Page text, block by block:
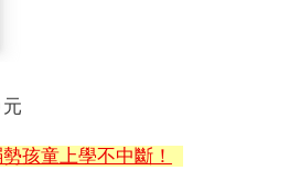
元
孩童上學不中斷！